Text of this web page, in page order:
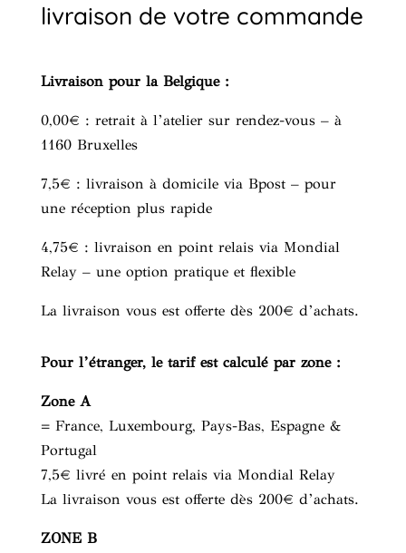
livraison de votre commande
Livraison pour la Belgique :
0,00€ : retrait à l’atelier sur rendez-vous – à
1160 Bruxelles
7,5€ : livraison à domicile via Bpost – pour
une réception plus rapide
4,75€ : livraison en point relais via Mondial
Relay – une option pratique et flexible
La livraison vous est offerte dès 200€ d’achats.
Pour l’étranger, le tarif est calculé par zone :
Zone A
= France, Luxembourg, Pays-Bas, Espagne &
Portugal
7,5€ livré en point relais via Mondial Relay
La livraison vous est offerte dès 200€ d’achats.
ZONE B